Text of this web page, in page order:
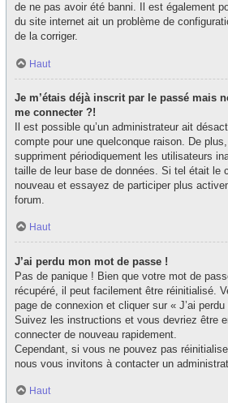
de ne pas avoir été banni. Il est également
du site internet ait un problème de
de la corriger.
Haut
Je m’étais déjà inscrit par le passé mais
me connecter ?!
Il est possible qu’un administrateur ait
compte pour une quelconque raison. De
suppriment périodiquement les utilisateurs
taille de leur base de données. Si tel était le
nouveau et essayez de participer plus
forum.
Haut
J’ai perdu mon mot de passe !
Pas de panique ! Bien que votre mot de
récupéré, il peut facilement être réinitialisé.
page de connexion et cliquer sur « J’ai
Suivez les instructions et vous devriez être
connecter de nouveau rapidement.
Cependant, si vous ne pouvez pas
nous vous invitons à contacter un
Haut